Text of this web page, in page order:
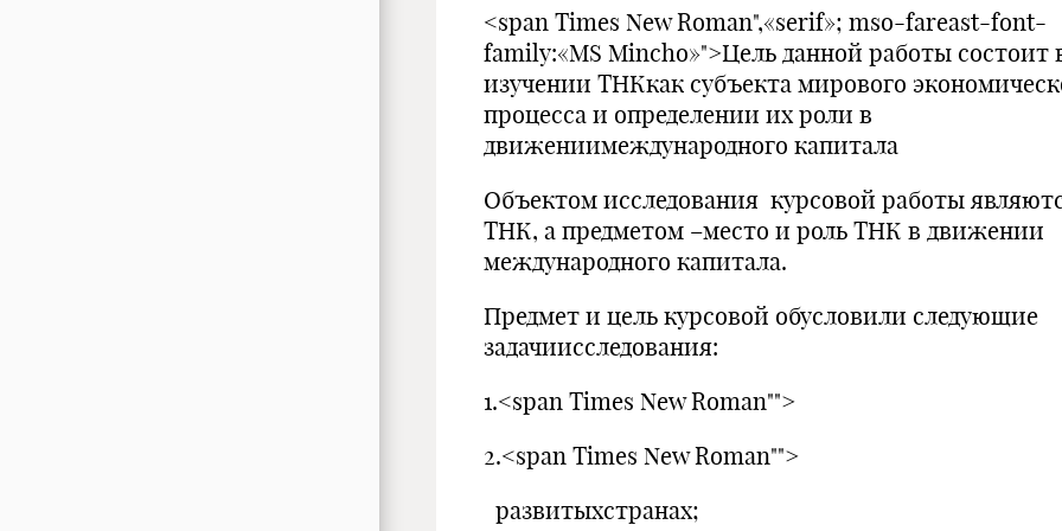
<span Times New Roman",«serif»; mso-fareast-font-
family:«MS Mincho»">Цель данной работы состоит
изучении ТНКкак субъекта мирового
процесса и определении их роли в
движениимеждународного капитала
Объектом исследования курсовой работы
ТНК, а предметом –место и роль ТНК в движении
международного капитала.
Предмет и цель курсовой обусловили следующие
задачиисследования:
1.<span Times New Roman"">
2.<span Times New Roman"">
развитыхстранах;